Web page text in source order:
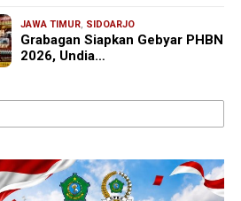
JAWA TIMUR, SIDOARJO
Grabagan Siapkan Gebyar PHBN
2026, Undia…